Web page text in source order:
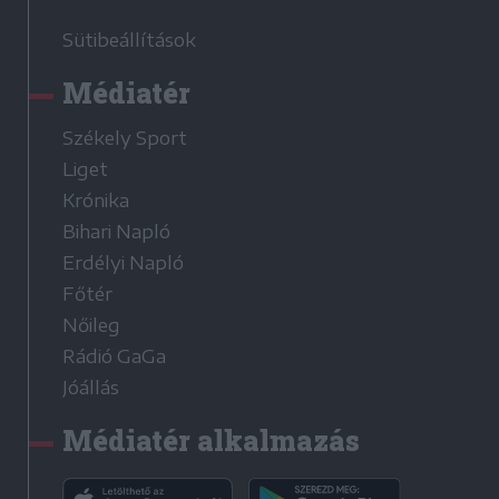
Sütibeállítások
Médiatér
Székely Sport
Liget
Krónika
Bihari Napló
Erdélyi Napló
Főtér
Nőileg
Rádió GaGa
Jóállás
Médiatér alkalmazás